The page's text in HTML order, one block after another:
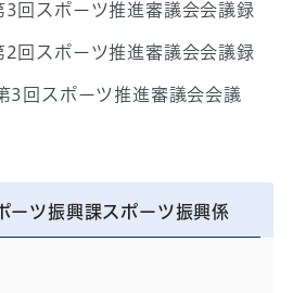
回スポーツ推進審議会会議録
回スポーツ推進審議会会議録
回スポーツ推進審議会会議
ーツ振興課スポーツ振興係